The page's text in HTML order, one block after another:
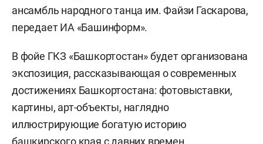
ансамбль народного танца им. Файзи Гаскарова,
передает ИА «Башинформ».
В фойе ГКЗ «Башкортостан» будет организована
экспозиция, рассказывающая о современных
достижениях Башкортостана: фотовыставки,
картины, арт-объекты, наглядно
иллюстрирующие богатую историю
башкирского края с давних времен